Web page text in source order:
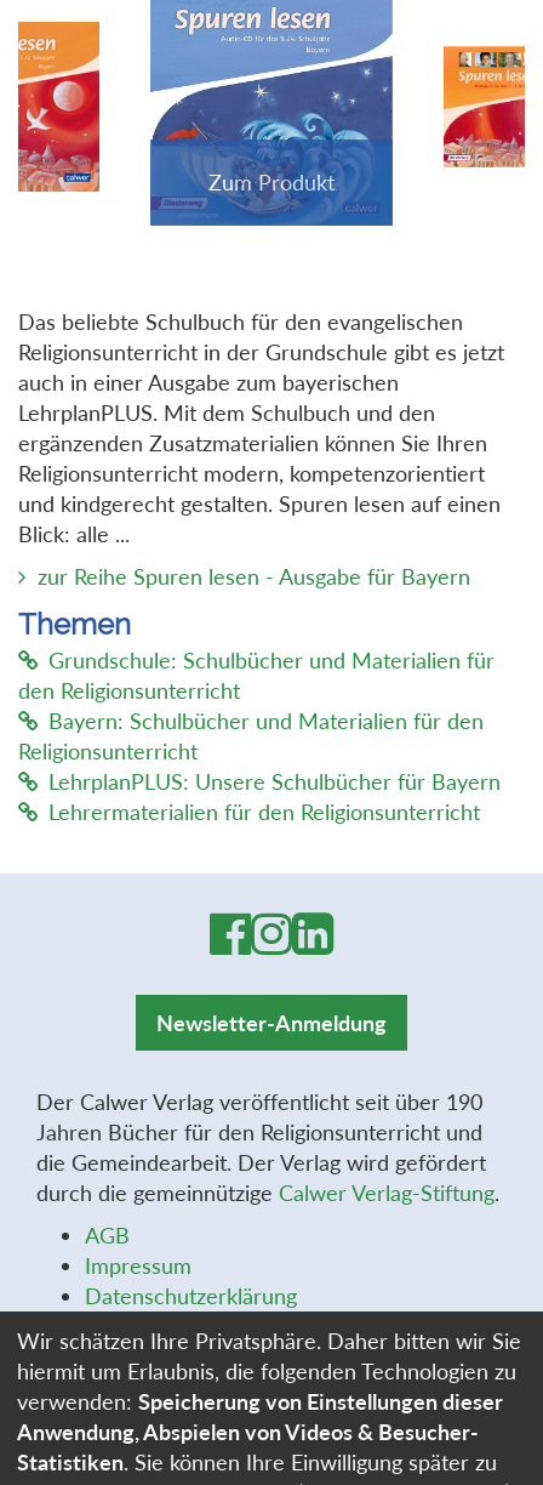
Das beliebte Schulbuch für den evangelischen
Religionsunterricht in der Grundschule gibt es jetzt
auch in einer Ausgabe zum bayerischen
LehrplanPLUS. Mit dem Schulbuch und den
ergänzenden Zusatzmaterialien können Sie Ihren
Religionsunterricht modern, kompetenzorientiert
und kindgerecht gestalten. Spuren lesen auf einen
Blick: alle ...
zur Reihe Spuren lesen - Ausgabe für Bayern
Themen
Grundschule: Schulbücher und Materialien für
den Religionsunterricht
Bayern: Schulbücher und Materialien für den
Religionsunterricht
LehrplanPLUS: Unsere Schulbücher für Bayern
Lehrermaterialien für den Religionsunterricht
Newsletter-Anmeldung
Der Calwer Verlag veröffentlicht seit über 190
Jahren Bücher für den Religionsunterricht und
die Gemeindearbeit. Der Verlag wird gefördert
durch die gemeinnützige Calwer Verlag-Stiftung.
AGB
Impressum
Datenschutzerklärung
Widerrufsformular
Stellenangebote
Cookie-Einstellungen
Wir schätzen Ihre Privatsphäre. Daher bitten wir Sie
hiermit um Erlaubnis, die folgenden Technologien zu
verwenden: Speicherung von Einstellungen dieser
Anwendung, Abspielen von Videos & Besucher-
Statistiken. Sie können Ihre Einwilligung später zu